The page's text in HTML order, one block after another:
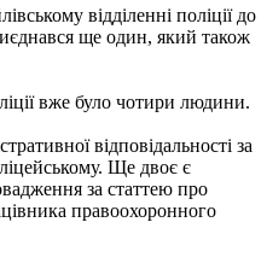
відділенні поліції до
ще один, який також
вже було чотири людини.
відповідальності за
Ще двоє є
за статтею про
правоохоронного